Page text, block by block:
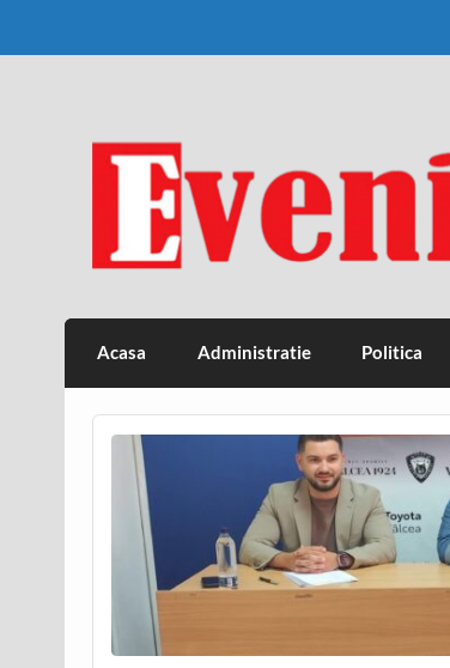
Eveniment Valcean
Acasa Administratie Politica